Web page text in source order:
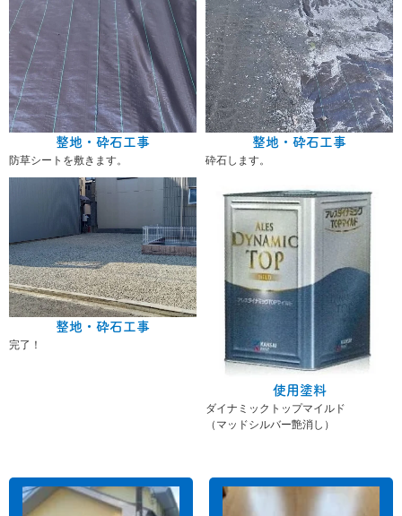
整地・砕石工事
防草シートを敷きます。
整地・砕石工事
砕石します。
整地・砕石工事
完了！
使用塗料
ダイナミックトップマイルド
（マッドシルバー艶消し）